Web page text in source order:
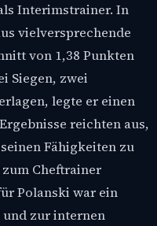
Interimstrainer. In
vielversprechende
von 1,38 Punkten
Siegen, zwei
legte er einen
reichten aus,
Fähigkeiten zu
Cheftrainer
Polanski war ein
und zur internen